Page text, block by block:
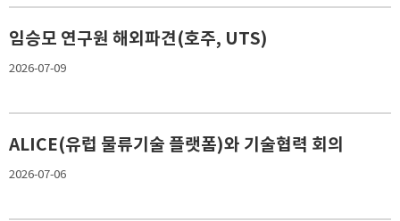
임승모 연구원 해외파견(호주, UTS)
2026-07-09
ALICE(유럽 물류기술 플랫폼)와 기술협력 회의
2026-07-06